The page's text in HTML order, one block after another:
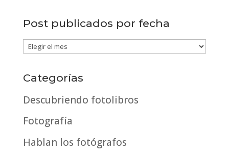
Post publicados por fecha
Post
por
fecha
Categorías
Descubriendo fotolibros
Fotografía
Hablan los fotógrafos